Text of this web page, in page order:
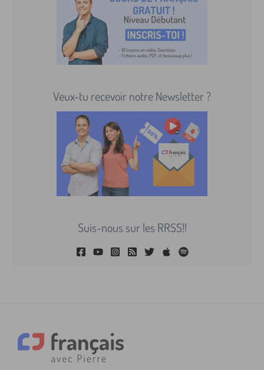
Veux-tu recevoir notre Newsletter ?
Suis-nous sur les RRSS!!